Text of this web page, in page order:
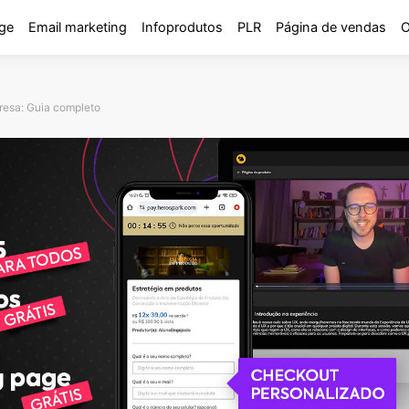
Email marketing Infoprodutos PLR Página de vendas
Guia completo